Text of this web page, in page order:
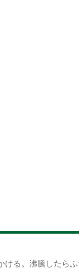
る。沸騰したら